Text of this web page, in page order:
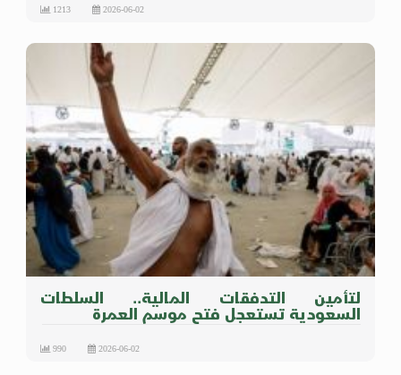
2026-06-02
1213
لتأمين التدفقات المالية.. السلطات
السعودية تستعجل فتح موسم العمرة
2026-06-02
990